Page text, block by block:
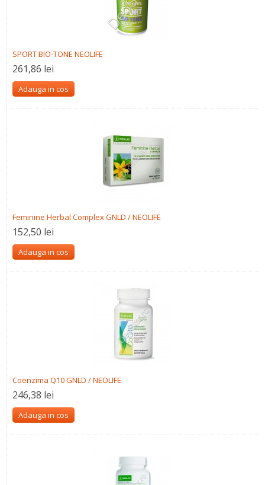
SPORT BIO-TONE NEOLIFE
261,86 lei
Adauga in cos
Feminine Herbal Complex GNLD / NEOLIFE
152,50 lei
Adauga in cos
Coenzima Q10 GNLD / NEOLIFE
246,38 lei
Adauga in cos